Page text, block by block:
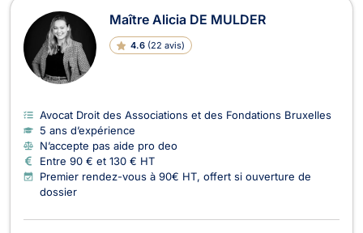
Maître Alicia DE MULDER
4.6 (22 avis)
Avocat Droit des Associations et des Fondations Bruxelles
5 ans d’expérience
N’accepte pas aide pro deo
Entre 90 € et 130 € HT
Premier rendez-vous à 90€ HT, offert si ouverture de
dossier